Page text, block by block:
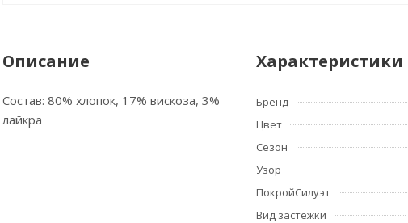
Описание
Состав: 80% хлопок, 17% вискоза, 3%
лайкра
Характеристики
Бренд
Цвет
Сезон
Узор
ПокройСилуэт
Вид застежки